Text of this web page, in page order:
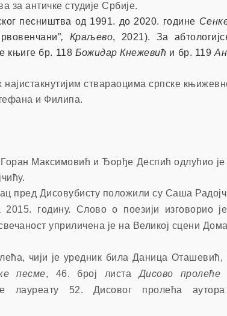
за античке студије Србије.
песништва од 1991. до 2020. године
, Краљево, 2021). За
књиге бр. 118 Божидар Кнежевић и бр. 119
ствараоцима српске
и Филипа.
Максимовић и Ђорђе Деспић одлућио
пред Дисовубисту положили су Саша
годину. Слово о поезији изговорио
уприличена је на Великој сцени
чији је уредник била Даница Оташевић,
песме, 46. број листаДисово пролеће
лауреату 52. Дисовог пролећа